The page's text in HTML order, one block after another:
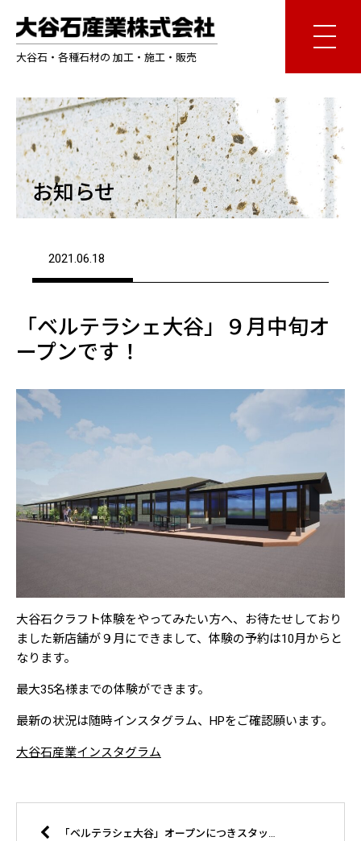
大谷石・各種石材の 加工・施工・販売
お知らせ
2021.06.18
「ベルテラシェ大谷」９月中旬オ
ープンです！
大谷石クラフト体験をやってみたい方へ、お待たせしており
ました新店舗が９月にできまして、体験の予約は10月からと
なります。
最大35名様までの体験ができます。
最新の状況は随時インスタグラム、HPをご確認願います。
大谷石産業インスタグラム
「ベルテラシェ大谷」オープンにつきスタッフ募集！